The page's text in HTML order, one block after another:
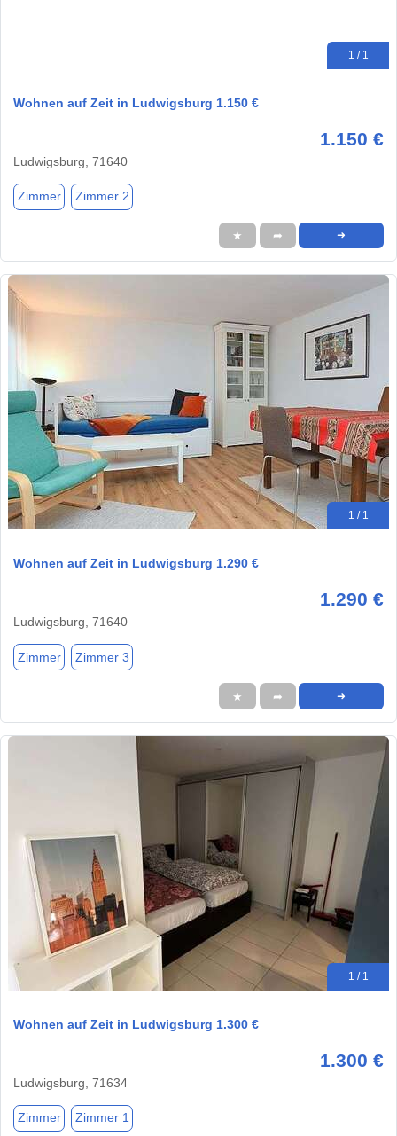
1 / 1
Wohnen auf Zeit in Ludwigsburg 1.150 €
1.150 €
Ludwigsburg, 71640
Zimmer Zimmer 2
★ ➦ ➜
1 / 1
Wohnen auf Zeit in Ludwigsburg 1.290 €
1.290 €
Ludwigsburg, 71640
Zimmer Zimmer 3
★ ➦ ➜
1 / 1
Wohnen auf Zeit in Ludwigsburg 1.300 €
1.300 €
Ludwigsburg, 71634
Zimmer Zimmer 1